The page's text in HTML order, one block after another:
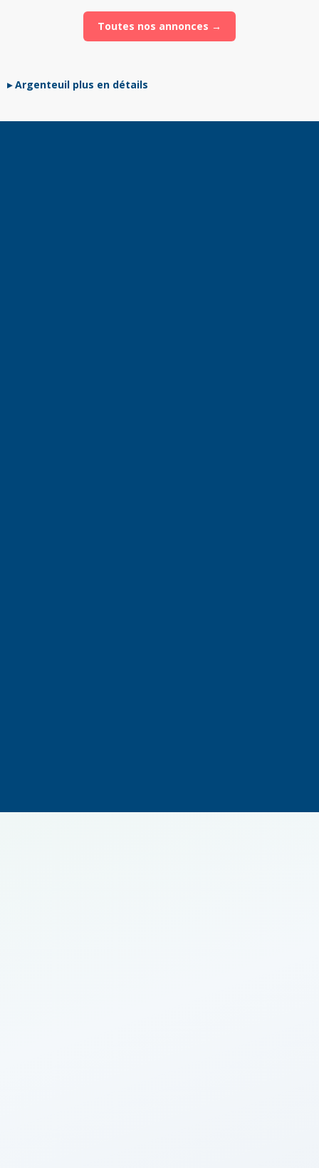
Toutes nos annonces →
Argenteuil plus en détails